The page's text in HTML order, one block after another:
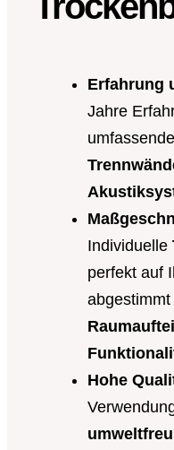
Erfahrung
Jahre
Individuelle
perfekt auf
Hohe